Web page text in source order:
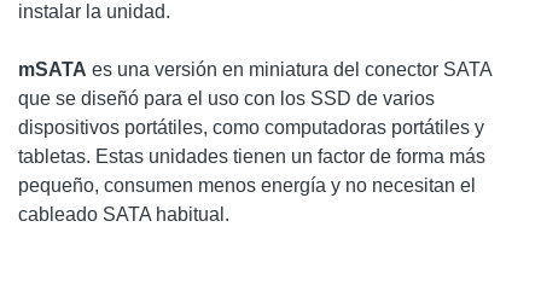
instalar la unidad.
mSATA es una versión en miniatura del conector SATA
que se diseñó para el uso con los SSD de varios
dispositivos portátiles, como computadoras portátiles y
tabletas. Estas unidades tienen un factor de forma más
pequeño, consumen menos energía y no necesitan el
cableado SATA habitual.